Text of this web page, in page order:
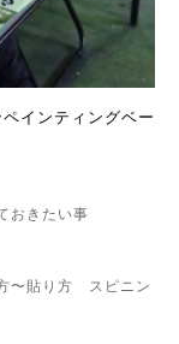
インティングベー
おきたい事
〜貼り方 スピニン